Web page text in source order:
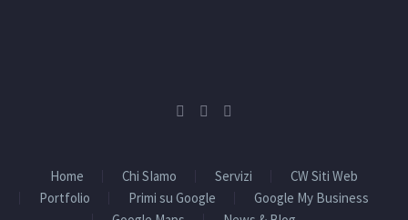
Home Chi SIamo Servizi
CW Siti Web
Portfolio
Primi su Google
Google My Business